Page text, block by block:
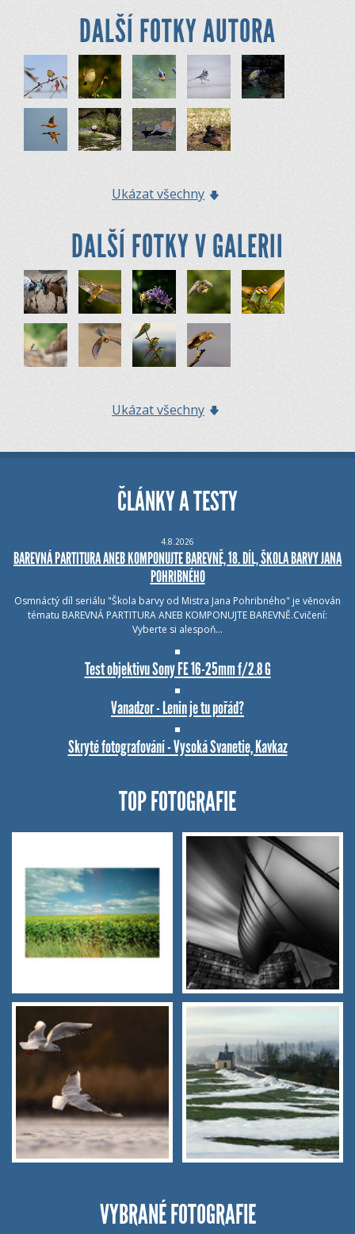
DALŠÍ FOTKY AUTORA
Ukázat všechny
DALŠÍ FOTKY V GALERII
Ukázat všechny
ČLÁNKY A TESTY
4.8.2026
BAREVNÁ PARTITURA ANEB KOMPONUJTE BAREVNĚ, 18. DÍL, ŠKOLA BARVY JANA
POHRIBNÉHO
Osmnáctý díl seriálu "Škola barvy od Mistra Jana Pohribného" je věnován
tématu BAREVNÁ PARTITURA ANEB KOMPONUJTE BAREVNĚ.Cvičení:
Vyberte si alespoň…
Test objektivu Sony FE 16-25mm f/2.8 G
Vanadzor - Lenin je tu pořád?
Skryté fotografování - Vysoká Svanetie, Kavkaz
TOP FOTOGRAFIE
VYBRANÉ FOTOGRAFIE